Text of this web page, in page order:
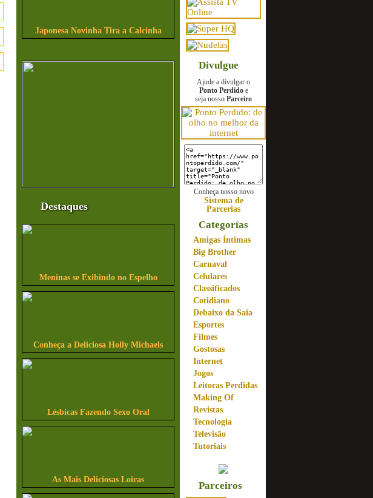
Japonesa Novinha Tira a Calcinha
Destaques
Meninas se Exibindo no Espelho
Conheça a Deliciosa Holly Michaels
Lésbicas Fazendo Sexo Oral
As Mais Deliciosas Loiras
Divulgue
Ajude a divulgar o
Ponto Perdidoe
seja nosso Parceiro
Conheça nosso novo
Sistema de
Parcerias
Categorías
Amigas Íntimas
Big Brother
Carnaval
Celulares
Classificados
Cotidiano
Debaixo da Saia
Esportes
Filmes
Gostosas
Internet
Jogos
Leitoras Perdidas
Making Of
Revistas
Tecnologia
Televisão
Tutoriais
Parceiros